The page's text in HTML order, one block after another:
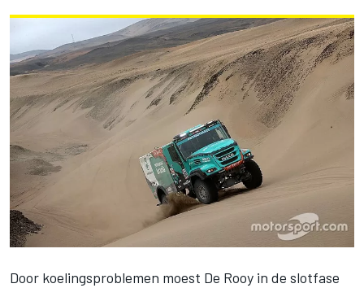
Door koelingsproblemen moest De Rooy in de slotfase